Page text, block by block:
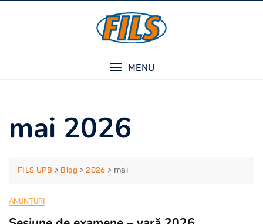
MENU
mai 2026
FILS UPB > Blog >2026 > mai
ANUNȚURI